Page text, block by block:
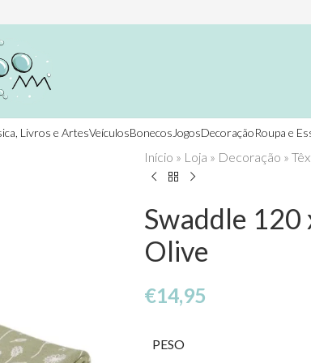
Livros e ArtesVeículosBonecos JogosDecoraçãoRoupa e
Início » Loja » Decoração »
Swaddle
Olive
€14,95
PESO